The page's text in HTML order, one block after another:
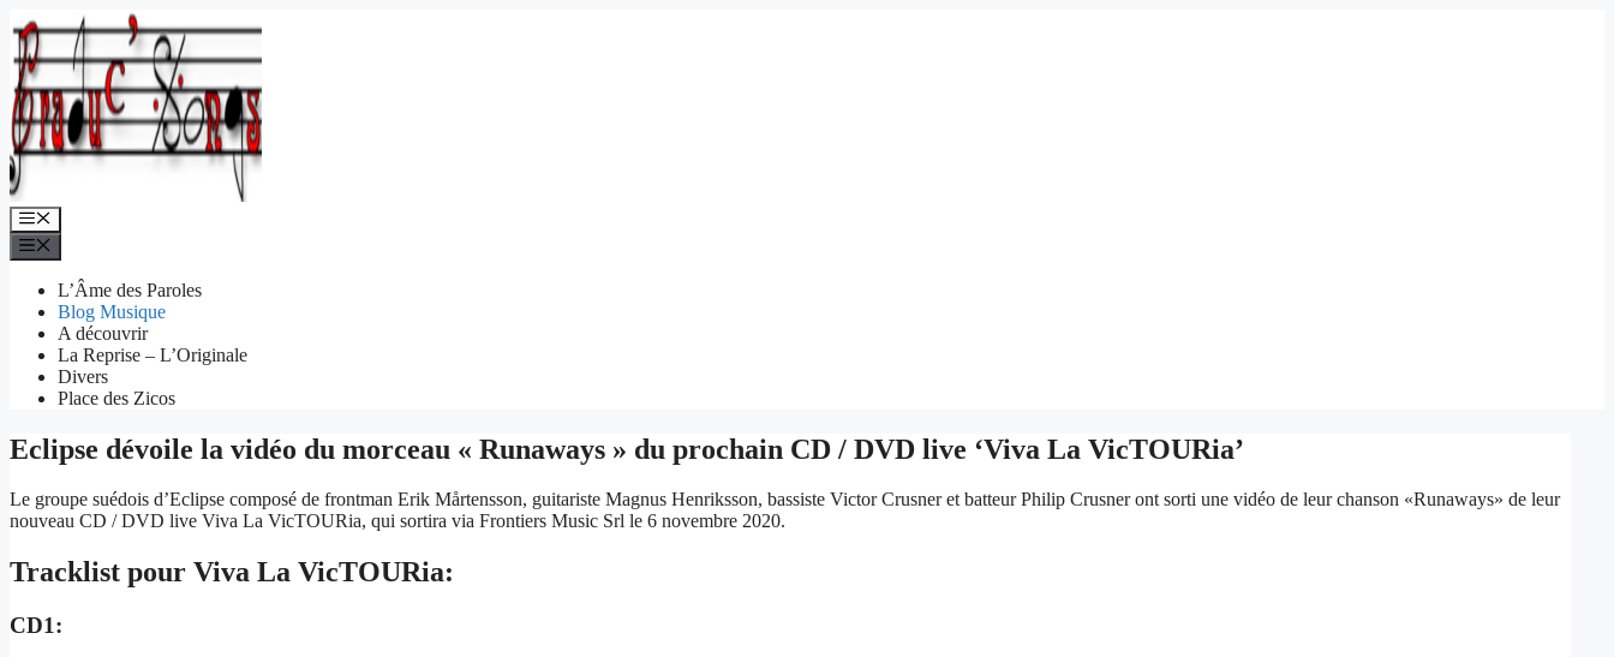
Aller
au
contenu
Menu
L’Âme des Paroles
Blog Musique
A découvrir
La Reprise – L’Originale
Divers
Place des Zicos
Eclipse dévoile la vidéo du morceau « Runaways » du prochain CD / DVD live ‘Viva La VicTOURia’
Le groupe suédois d’Eclipse composé de frontman Erik Mårtensson, guitariste Magnus Henriksson, bassiste Victor Crusner et batteur Philip Crusner ont sorti une vidéo de leur chanson «Runaways» de leur
nouveau CD / DVD live Viva La VicTOURia, qui sortira via Frontiers Music Srl le 6 novembre 2020.
Tracklist pour Viva La VicTOURia:
CD1: